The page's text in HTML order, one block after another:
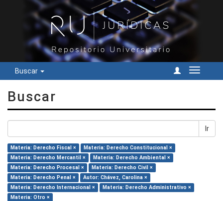
Buscar
Cambiar
Buscar
Ir
Materia: Derecho Fiscal ×
Materia: Derecho Constitucional ×
Materia: Derecho Mercantil ×
Materia: Derecho Ambiental ×
Materia: Derecho Procesal ×
Materia: Derecho Civil ×
Materia: Derecho Penal ×
Autor: Chávez, Carolina ×
Materia: Derecho Internacional ×
Materia: Derecho Administrativo ×
Materia: Otro ×